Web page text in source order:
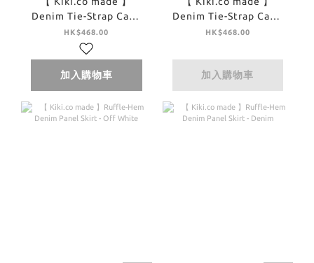
Denim Tie-Strap Cami
Top - Off White
HK$468.00
加入購物車
Denim Tie-Strap Cami
Top - Denim
HK$468.00
加入購物車